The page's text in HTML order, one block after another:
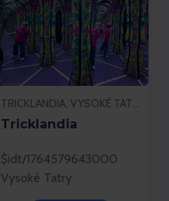
Tricklandia
$idt/1764579643000
Vysoké Tatry